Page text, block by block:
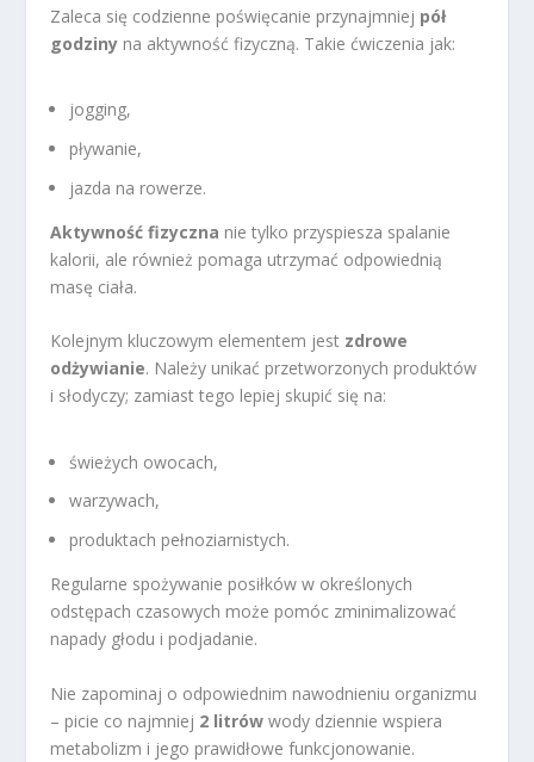
Zaleca się codzienne poświęcanie przynajmniej pół
godziny na aktywność fizyczną. Takie ćwiczenia jak:
jogging,
pływanie,
jazda na rowerze.
Aktywność fizyczna nie tylko przyspiesza spalanie
kalorii, ale również pomaga utrzymać odpowiednią
masę ciała.
Kolejnym kluczowym elementem jest zdrowe
odżywianie. Należy unikać przetworzonych produktów
i słodyczy; zamiast tego lepiej skupić się na:
świeżych owocach,
warzywach,
produktach pełnoziarnistych.
Regularne spożywanie posiłków w określonych
odstępach czasowych może pomóc zminimalizować
napady głodu i podjadanie.
Nie zapominaj o odpowiednim nawodnieniu organizmu
– picie co najmniej 2 litrów wody dziennie wspiera
metabolizm i jego prawidłowe funkcjonowanie.